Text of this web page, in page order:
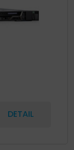
DETAIL